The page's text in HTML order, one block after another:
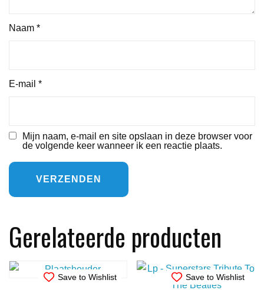
Naam *
E-mail *
Mijn naam, e-mail en site opslaan in deze browser voor
de volgende keer wanneer ik een reactie plaats.
Gerelateerde producten
Save to Wishlist Save to Wishlist